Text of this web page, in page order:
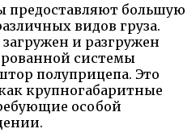
большую
видов груза.
и разгружен
системы
полуприцепа. Это
крупногабаритные
особой